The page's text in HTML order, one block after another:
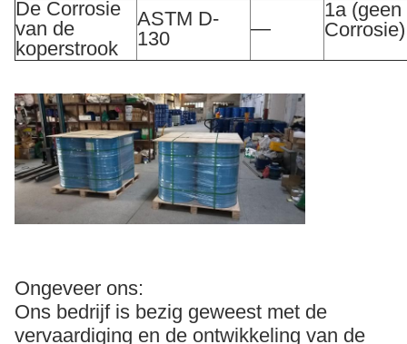
De Corrosie
van de
koperstrook
ASTM D-
130
—
1a (geen
Corrosie)
Ongeveer ons:
Ons bedrijf is bezig geweest met de
vervaardiging en de ontwikkeling van de